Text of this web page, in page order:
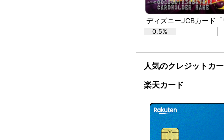
0.5%
人気のクレジットカ
楽天カード